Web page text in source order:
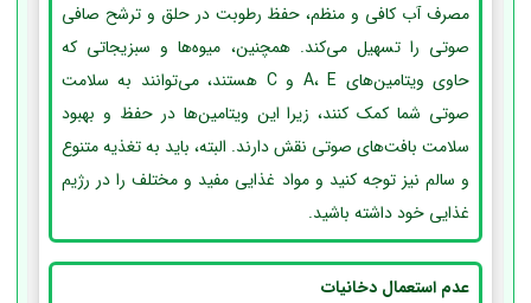
مصرف آب کافی و منظم، حفظ رطوبت در حلق و ترشح صافی
صوتی را تسهیل می‌کند. همچنین، میوه‌ها و سبزیجاتی که
حاوی ویتامین‌های A، E و C هستند، می‌توانند به سلامت
صوتی شما کمک کنند، زیرا این ویتامین‌ها در حفظ و بهبود
سلامت بافت‌های صوتی نقش دارند. البته، باید به تغذیه متنوع
و سالم نیز توجه کنید و مواد غذایی مفید و مختلف را در رژیم
غذایی خود داشته باشید.
عدم استعمال دخانیات